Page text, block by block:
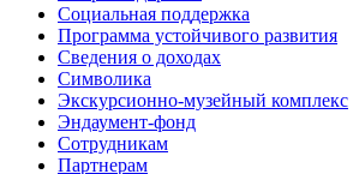
Социальная поддержка
Программа устойчивого развития
Сведения о доходах
Символика
Экскурсионно-музейный комплекс
Эндаумент-фонд
Сотрудникам
Партнерам